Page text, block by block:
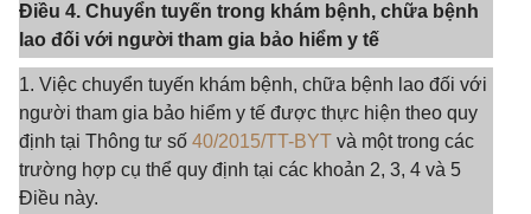
Điều 4. Chuyển tuyến trong khám bệnh, chữa bệnh
lao đối với người tham gia bảo hiểm y tế
1. Việc chuyển tuyến khám bệnh, chữa bệnh lao đối với
người tham gia bảo hiểm y tế được thực hiện theo quy
định tại Thông tư số 40/2015/TT-BYT và một trong các
trường hợp cụ thể quy định tại các khoản 2, 3, 4 và 5
Điều này.